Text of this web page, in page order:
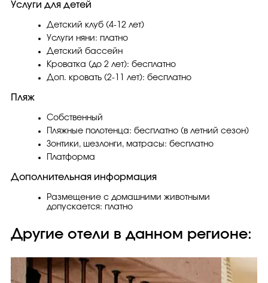
Услуги для детей
Детский клуб (4-12 лет)
Услуги няни: платно
Детский бассейн
Кроватка (до 2 лет): бесплатно
Доп. кровать (2-11 лет): бесплатно
Пляж
Собственный
Пляжные полотенца: бесплатно (в летний сезон)
Зонтики, шезлонги, матрасы: бесплатно
Платформа
Дополнительная информация
Размещение с домашними животными
допускается: платно
Другие отели в данном регионе: